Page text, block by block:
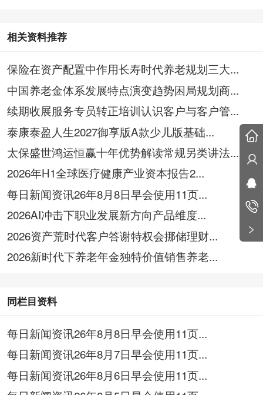
相关资料推荐
保险在资产配置中作用长寿时代养老规划三大...
中国养老金体系发展特点演变趋势困局规划商...
续期收展服务专员转正培训认识客户与客户管...
泰康泰盈人生2027御享版A款少儿版基础...
太保盛世鸿运恒赢十年优势解读常规另类讲法...
2026年H1全球医疗健康产业资本报告2...
每日新闻资讯26年8月8日早会使用11页...
2026AI冲击下职业发展新方向产品维度...
2026资产荒时代客户答谢特权会挪储理财...
2026新时代下养老年金独特价值销售养老...
同栏目资料
每日新闻资讯26年8月8日早会使用11页...
每日新闻资讯26年8月7日早会使用11页...
每日新闻资讯26年8月6日早会使用11页...